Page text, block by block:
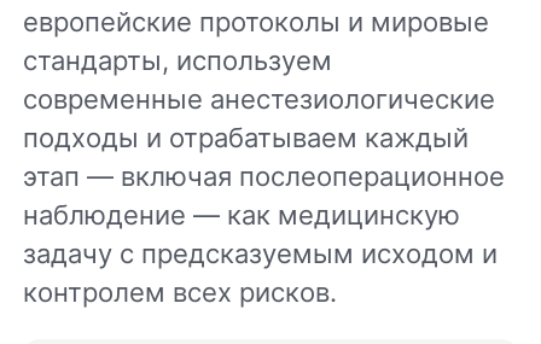
европейские протоколы и мировые
стандарты, используем
современные анестезиологические
подходы и отрабатываем каждый
этап — включая послеоперационное
наблюдение — как медицинскую
задачу с предсказуемым исходом и
контролем всех рисков.